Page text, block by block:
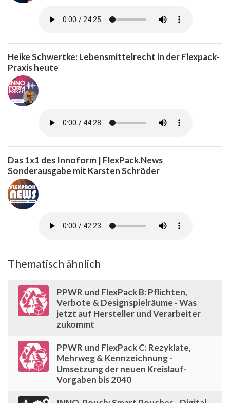
Heike Schwertke: Lebensmittelrecht in der Flexpack-
Praxis heute
Das 1x1 des Innoform | FlexPack.News
Sonderausgabe mit Karsten Schröder
Thematisch ähnlich
PPWR und FlexPack B: Pflichten,
Verbote & Designspielräume - Was
jetzt auf Hersteller und Verarbeiter
zukommt
PPWR und FlexPack C: Rezyklate,
Mehrweg & Kennzeichnung -
Umsetzung der neuen Kreislauf-
Vorgaben bis 2040